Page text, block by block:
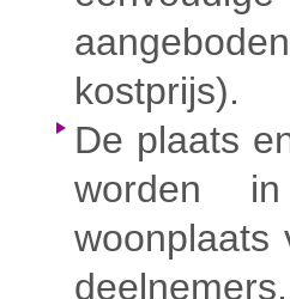
kostprijs).
De plaats
worden
woonplaats
deelnemers.